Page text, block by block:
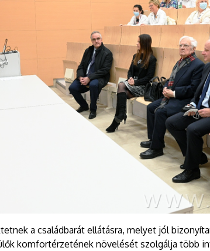
a családbarát ellátásra, melyet jól
komfortérzetének növelését szolgálja több